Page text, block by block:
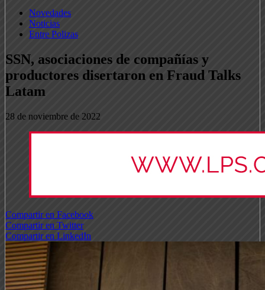
Novedades
Noticias
Entre Polizas
SSN, asociaciones de compañías y
productores disertaron en Fraud Talks
Latam
28 de noviembre de 2022
Compartir en Facebook
Compartir en Twitter
Compartir en LinkedIn